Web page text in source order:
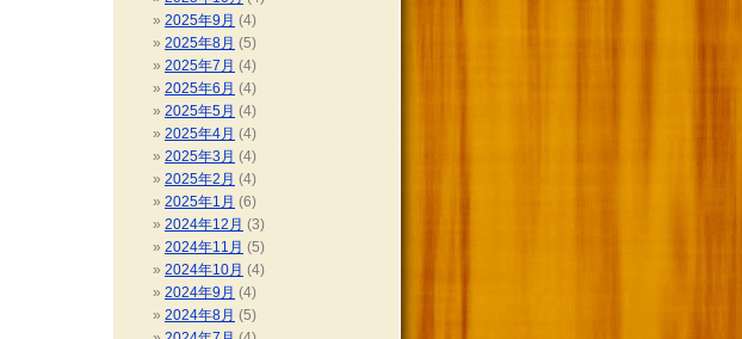
2025年9月 (4)
2025年8月 (5)
2025年7月 (4)
2025年6月 (4)
2025年5月 (4)
2025年4月 (4)
2025年3月 (4)
2025年2月 (4)
2025年1月 (6)
2024年12月 (3)
2024年11月 (5)
2024年10月 (4)
2024年9月 (4)
2024年8月 (5)